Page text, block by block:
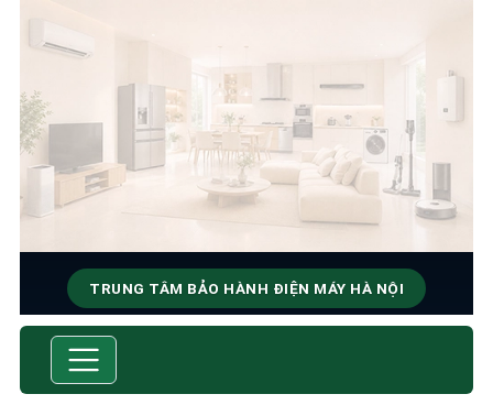
TRUNG TÂM BẢO HÀNH ĐIỆN MÁY HÀ NỘI
SỬA CHỮA & BẢO HÀNH